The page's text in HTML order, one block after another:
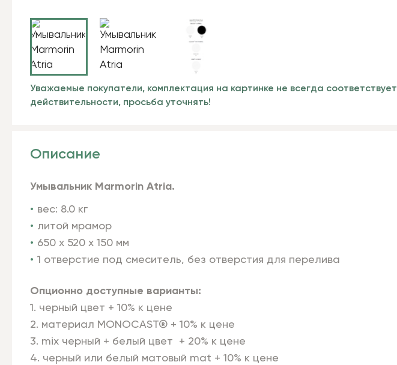
Уважаемые покупатели, комплектация на картинке не всегда соответствует
действительности, просьба уточнять!
Описание
Умывальник Marmorin Atria.
вес: 8.0 кг
литой мрамор
650 х 520 х 150 мм
1 отверстие под смеситель, без отверстия для перелива
Опционно доступные варианты:
1. черный цвет + 10% к цене
2. материал MONOCAST® + 10% к цене
3. mix черный + белый цвет + 20% к цене
4. черный или белый матовый mat + 10% к цене